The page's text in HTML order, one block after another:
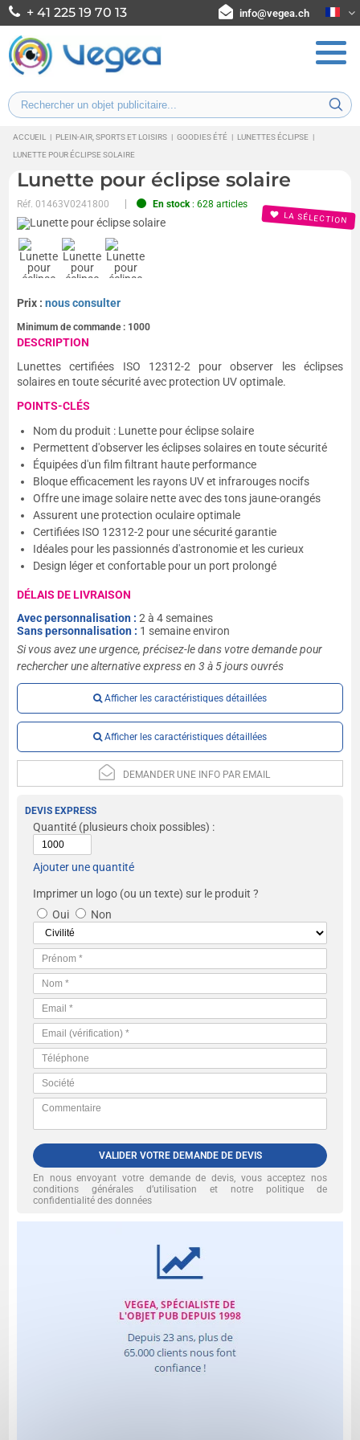
+ 41 225 19 70 13 info@vegea.ch
ACCUEIL | PLEIN-AIR, SPORTS ET LOISIRS | GOODIES ÉTÉ | LUNETTES ÉCLIPSE |
LUNETTE POUR ÉCLIPSE SOLAIRE
Lunette pour éclipse solaire
Réf.01463V0241800 En stock: 628 articles
LA SÉLECTION
Prix :nous consulter
Minimum de commande : 1000
DESCRIPTION
Lunettes certifiées ISO 12312-2 pour observer les éclipses
solaires en toute sécurité avec protection UV optimale.
POINTS-CLÉS
Nom du produit : Lunette pour éclipse solaire
Permettent d'observer les éclipses solaires en toute sécurité
Équipées d'un film filtrant haute performance
Bloque efficacement les rayons UV et infrarouges nocifs
Offre une image solaire nette avec des tons jaune-orangés
Assurent une protection oculaire optimale
Certifiées ISO 12312-2 pour une sécurité garantie
Idéales pour les passionnés d'astronomie et les curieux
Design léger et confortable pour un port prolongé
DÉLAIS DE LIVRAISON
Avec personnalisation :2 à 4 semaines
Sans personnalisation : 1 semaine environ
Si vous avez une urgence, précisez-le dans votre demande pour
rechercher une alternative express en 3 à 5 jours ouvrés
Afficher les caractéristiques détaillées
Afficher les caractéristiques détaillées
DEMANDER UNE INFO PAR EMAIL
DEVIS EXPRESS
Quantité (plusieurs choix possibles) :
Ajouter une quantité
Imprimer un logo (ou un texte) sur le produit ?
Oui
Non
VALIDER VOTRE DEMANDE DE DEVIS
En nous envoyant votre demande de devis, vous acceptez nos
conditions générales d’utilisation et notre politique de
confidentialité des données